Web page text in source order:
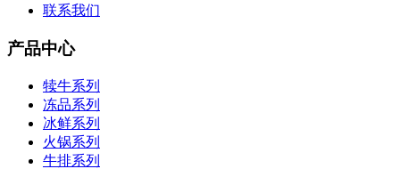
联系我们
产品中心
犊牛系列
冻品系列
冰鲜系列
火锅系列
牛排系列